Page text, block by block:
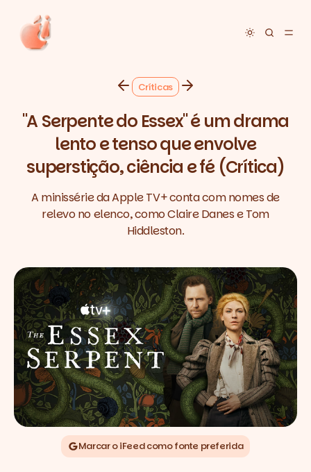
Toggle
Críticas
"A Serpente do Essex" é um drama
lento e tenso que envolve
superstição, ciência e fé (Crítica)
A minissérie da Apple TV+ conta com nomes de
relevo no elenco, como Claire Danes e Tom
Hiddleston.
Marcar o iFeed como fonte preferida